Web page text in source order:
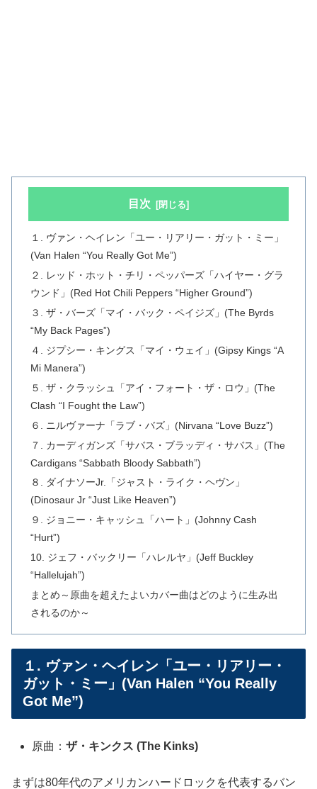
目次
１. ヴァン・ヘイレン「ユー・リアリー・ガット・ミー」
(Van Halen “You Really Got Me”)
２. レッド・ホット・チリ・ペッパーズ「ハイヤー・グラ
ウンド」(Red Hot Chili Peppers “Higher Ground”)
３. ザ・バーズ「マイ・バック・ペイジズ」(The Byrds
“My Back Pages”)
４. ジプシー・キングス「マイ・ウェイ」(Gipsy Kings “A
Mi Manera”)
５. ザ・クラッシュ「アイ・フォート・ザ・ロウ」(The
Clash “I Fought the Law”)
６. ニルヴァーナ「ラブ・バズ」(Nirvana “Love Buzz”)
７. カーディガンズ「サバス・ブラッディ・サバス」(The
Cardigans “Sabbath Bloody Sabbath”)
８. ダイナソーJr.「ジャスト・ライク・ヘヴン」
(Dinosaur Jr “Just Like Heaven”)
９. ジョニー・キャッシュ「ハート」(Johnny Cash
“Hurt”)
10. ジェフ・バックリー「ハレルヤ」(Jeff Buckley
“Hallelujah”)
まとめ～原曲を超えたよいカバー曲はどのように生み出
されるのか～
１. ヴァン・ヘイレン「ユー・リアリー・
ガット・ミー」(Van Halen “You Really
Got Me”)
原曲：ザ・キンクス (The Kinks)
まずは80年代のアメリカンハードロックを代表するバン